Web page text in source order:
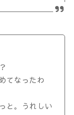
てなったわ
と。うれしい